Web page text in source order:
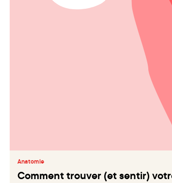
Anatomie
Comment trouver (et sentir)